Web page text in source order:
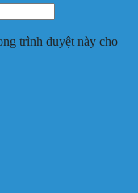
trình duyệt này cho